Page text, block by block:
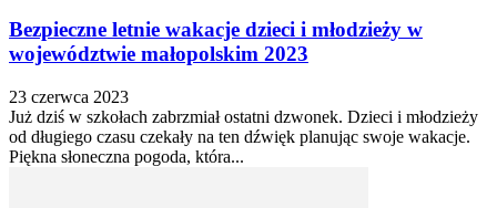
Bezpieczne letnie wakacje dzieci i młodzieży w
województwie małopolskim 2023
23 czerwca 2023
Już dziś w szkołach zabrzmiał ostatni dzwonek. Dzieci i młodzieży
od długiego czasu czekały na ten dźwięk planując swoje wakacje.
Piękna słoneczna pogoda, która...